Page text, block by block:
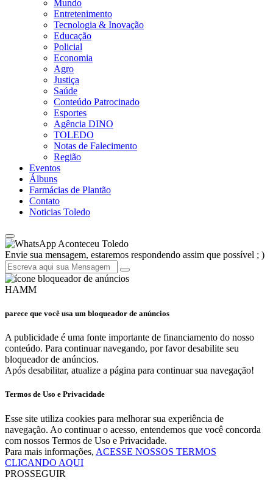
Mundo
Entretenimento
Tecnologia & Inovação
Educação
Policial
Economia
Agro
Justiça
Saúde
Conteúdo Patrocinado
Esportes
Agência DINO
TOLEDO
Notas de Falecimento
Região
Eventos
Álbuns
Farmácias de Plantão
Contato
Noticias Toledo
Aconteceu Toledo
Envie sua mensagem, estaremos respondendo assim que possível ; )
HAMM
parece que você usa um bloqueador de anúncios
A publicidade é uma fonte importante de financiamento do nosso
conteúdo. Para continuar navegando, por favor desabilite seu
bloqueador de anúncios.
Após desabilitar, atualize a página para continuar sua navegação!
Termos de Uso e Privacidade
Esse site utiliza cookies para melhorar sua experiência de
navegação. Ao continuar o acesso, entendemos que você concorda
com nossos Termos de Uso e Privacidade.
Para mais informações, ACESSE NOSSOS TERMOS
CLICANDO AQUI
PROSSEGUIR